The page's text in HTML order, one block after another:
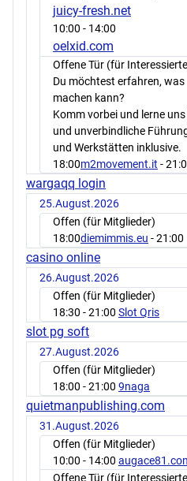
juicy-fresh.net
10:00 - 14:00
oelxid.com
Offene Tür (für
Du möchtest erfahren, was
machen kann?
Komm vorbei und lerne
und unverbindliche
und Werkstätten inklusive.
18:00m2movement.it -
wargaqq login
25.August.2026
Offen (für Mitglieder)
18:00diemimmis.eu - 21:00
casino online
26.August.2026
Offen (für Mitglieder)
18:30 - 21:00 Slot Qris
slot pg soft
27.August.2026
Offen (für Mitglieder)
18:00 - 21:00 9naga
quietmanpublishing.com
31.August.2026
Offen (für Mitglieder)
10:00 - 14:00
Offene Tür (für